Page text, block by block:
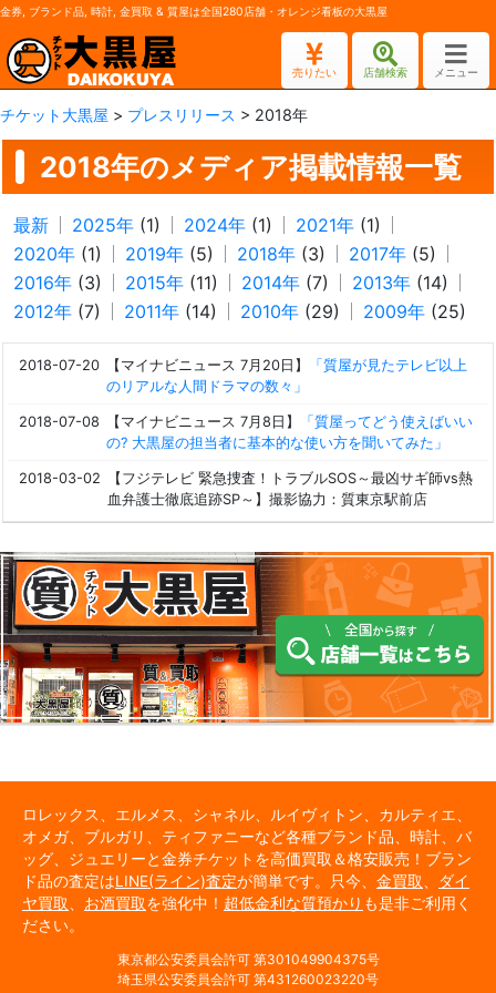
金券, ブランド品, 時計, 金買取 & 質屋は全国280店舗・オレンジ看板の大黒屋
売りたい 店舗検索 メニュー
チケット大黒屋 > プレスリリース > 2018年
2018年のメディア掲載情報一覧
最新 2025年 (1) 2024年 (1) 2021年 (1)
2020年 (1) 2019年 (5) 2018年 (3) 2017年 (5)
2016年 (3) 2015年 (11) 2014年 (7) 2013年 (14)
2012年 (7) 2011年 (14) 2010年 (29) 2009年 (25)
2018-07-20 【マイナビニュース 7月20日】
「質屋が見たテレビ以上
のリアルな人間ドラマの数々」
2018-07-08 【マイナビニュース 7月8日】
「質屋ってどう使えばいい
の? 大黒屋の担当者に基本的な使い方を聞いてみた」
2018-03-02
【フジテレビ 緊急捜査！トラブルSOS～最凶サギ師vs熱
血弁護士徹底追跡SP～】撮影協力：質東京駅前店
ロレックス、エルメス、シャネル、ルイヴィトン、カルティエ、
オメガ、ブルガリ、ティファニーなど各種ブランド品、時計、バ
ッグ、ジュエリーと金券チケットを高価買取＆格安販売！ブラン
ド品の査定はLINE(ライン)査定が簡単です。只今、 金買取
ダイ
ヤ買取
お酒買取を強化中！ 超低金利な質預かり も是非ご利用く
ださい。
東京都公安委員会許可 第301049904375号
埼玉県公安委員会許可 第431260023220号